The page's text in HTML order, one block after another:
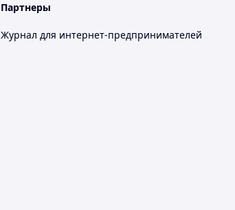
Партнеры
Журнал для интернет-предпринимателей